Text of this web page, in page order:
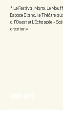
* Le Festival Marto, Le
Espace Blanc, le Théâtre
à l’Ouest et L’Échappée -
création»